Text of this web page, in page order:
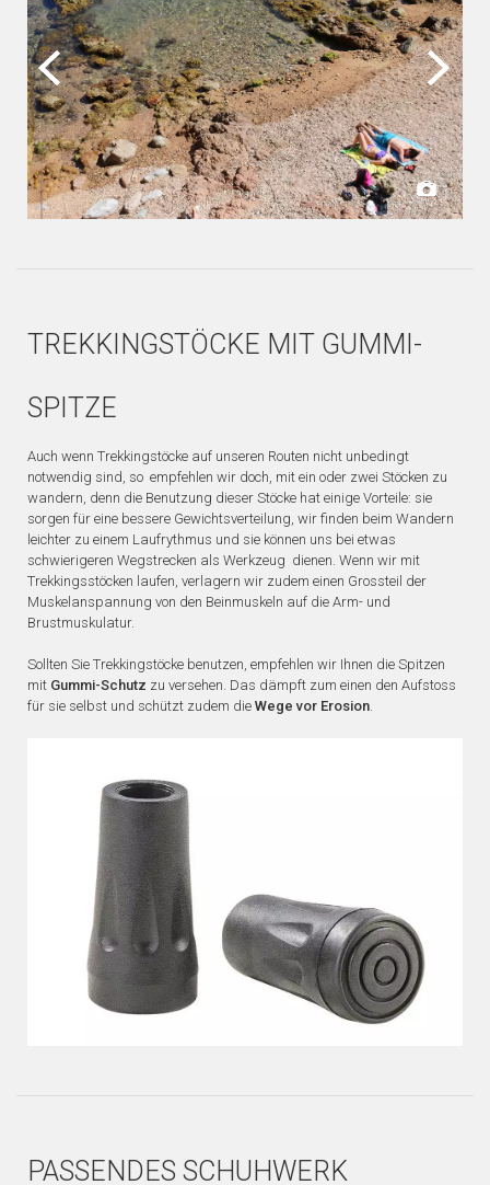
TREKKINGSTÖCKE MIT GUMMI-
SPITZE
Auch wenn Trekkingstöcke auf unseren Routen nicht unbedingt
notwendig sind, so empfehlen wir doch, mit ein oder zwei Stöcken zu
wandern, denn die Benutzung dieser Stöcke hat einige Vorteile: sie
sorgen für eine bessere Gewichtsverteilung, wir finden beim Wandern
leichter zu einem Laufrythmus und sie können uns bei etwas
schwierigeren Wegstrecken als Werkzeug dienen. Wenn wir mit
Trekkingsstöcken laufen, verlagern wir zudem einen Grossteil der
Muskelanspannung von den Beinmuskeln auf die Arm- und
Brustmuskulatur.
Sollten Sie Trekkingstöcke benutzen, empfehlen wir Ihnen die Spitzen
mit Gummi-Schutz zu versehen. Das dämpft zum einen den Aufstoss
für sie selbst und schützt zudem die Wege vor Erosion.
PASSENDES SCHUHWERK